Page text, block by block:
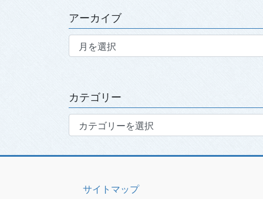
アーカイブ
ア
ブ
カテゴリー
カ
テ
サイトマップ